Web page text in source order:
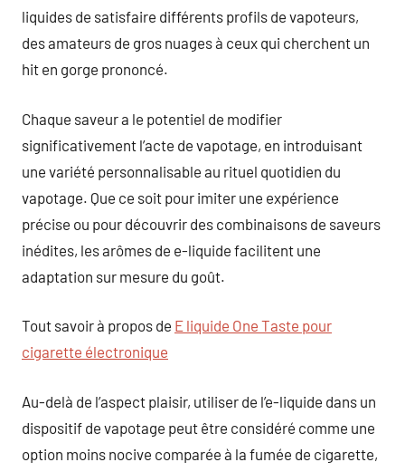
liquides de satisfaire différents profils de vapoteurs,
des amateurs de gros nuages à ceux qui cherchent un
hit en gorge prononcé.
Chaque saveur a le potentiel de modifier
significativement l’acte de vapotage, en introduisant
une variété personnalisable au rituel quotidien du
vapotage. Que ce soit pour imiter une expérience
précise ou pour découvrir des combinaisons de saveurs
inédites, les arômes de e-liquide facilitent une
adaptation sur mesure du goût.
Tout savoir à propos de E liquide One Taste pour
cigarette électronique
Au-delà de l’aspect plaisir, utiliser de l’e-liquide dans un
dispositif de vapotage peut être considéré comme une
option moins nocive comparée à la fumée de cigarette,